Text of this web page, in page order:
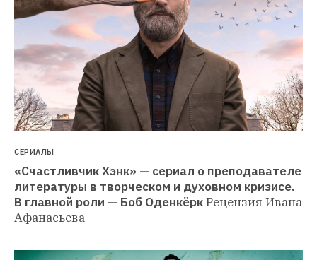
СЕРИАЛЫ
«Счастливчик Хэнк» — сериал о преподавателе
литературы в творческом и духовном кризисе.
В главной роли — Боб ОденкёркРецензия Ивана
Афанасьева